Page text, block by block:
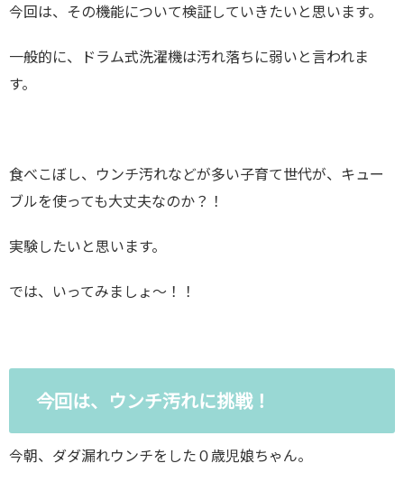
今回は、その機能について検証していきたいと思います。
一般的に、ドラム式洗濯機は汚れ落ちに弱いと言われま
す。
食べこぼし、ウンチ汚れなどが多い子育て世代が、キュー
ブルを使っても大丈夫なのか？！
実験したいと思います。
では、いってみましょ〜！！
今回は、ウンチ汚れに挑戦！
今朝、ダダ漏れウンチをした０歳児娘ちゃん。